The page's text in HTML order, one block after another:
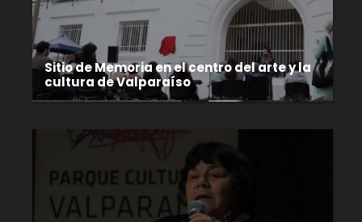
Sitio de Memoria en el centro del arte y la
cultura de Valparaíso